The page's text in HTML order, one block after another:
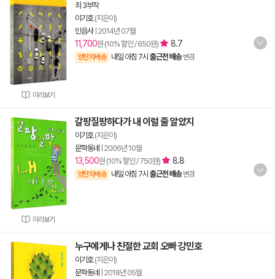
미리보기
죄 3부작
이기호(지은이)
민음사| 2014년 07월
11,700원 (10% 할인 / 650원) 8.7
양탄자배송 내일 아침 7시 출근전 배송 변경
미리보기
갈팡질팡하다가 내 이럴 줄 알았지
이기호(지은이)
문학동네
2006년 10월
13,500원 (10% 할인 / 750원) 8.8
양탄자배송 내일 아침 7시 출근전 배송 변경
누구에게나 친절한 교회 오빠 강민호
이기호(지은이)
문학동네
2018년 05월